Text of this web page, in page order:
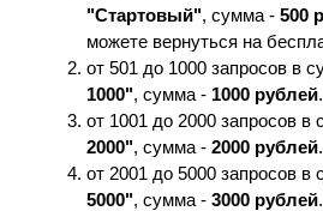
"Стартовый", сумма - 500
можете вернуться на
от 501 до 1000 запросов в
1000", сумма - 1000 рублей.
от 1001 до 2000 запросов в
2000", сумма - 2000 рублей.
от 2001 до 5000 запросов в
5000", сумма - 3000 рублей.